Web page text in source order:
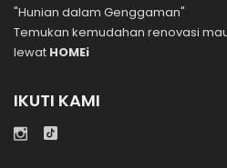
"Hunian dalam Genggaman"
Temukan kemudahan renovasi
lewat HOMEi
IKUTI KAMI